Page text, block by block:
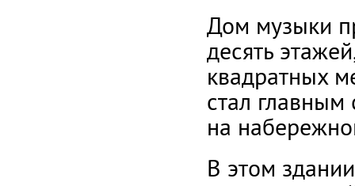
Дом музыки
десять
квадратных
стал
на
В этом